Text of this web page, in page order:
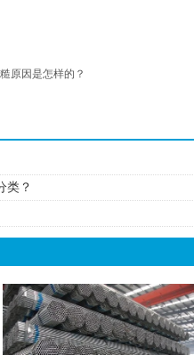
原因是怎样的？
类？